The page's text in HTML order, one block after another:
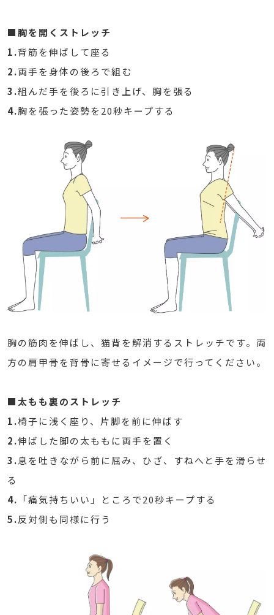
■胸を開くストレッチ
1.背筋を伸ばして座る
2.両手を身体の後ろで組む
3.組んだ手を後ろに引き上げ、胸を張る
4.胸を張った姿勢を20秒キープする
胸の筋肉を伸ばし、猫背を解消するストレッチです。両
方の肩甲骨を背骨に寄せるイメージで行ってください。
■太もも裏のストレッチ
1.椅子に浅く座り、片脚を前に伸ばす
2.伸ばした脚の太ももに両手を置く
3.息を吐きながら前に屈み、ひざ、すねへと手を滑らせ
る
4. 「痛気持ちいい」ところで20秒キープする
5.反対側も同様に行う